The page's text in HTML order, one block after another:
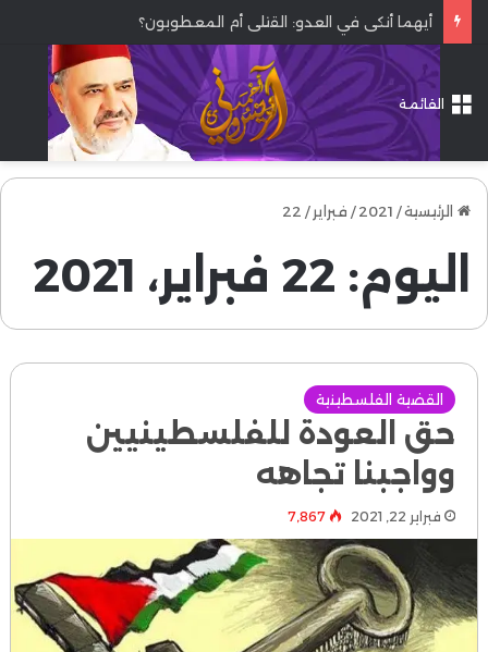
أيهما أنكى في العدو: القتلى أم المعطوبون؟
القائمة
الرئيسية/
2021
/ فبراير /
22
اليوم: 22 فبراير، 2021
القضية الفلسطينية
حق العودة للفلسطينيين
وواجبنا تجاهه
فبراير 22, 2021 7٬867